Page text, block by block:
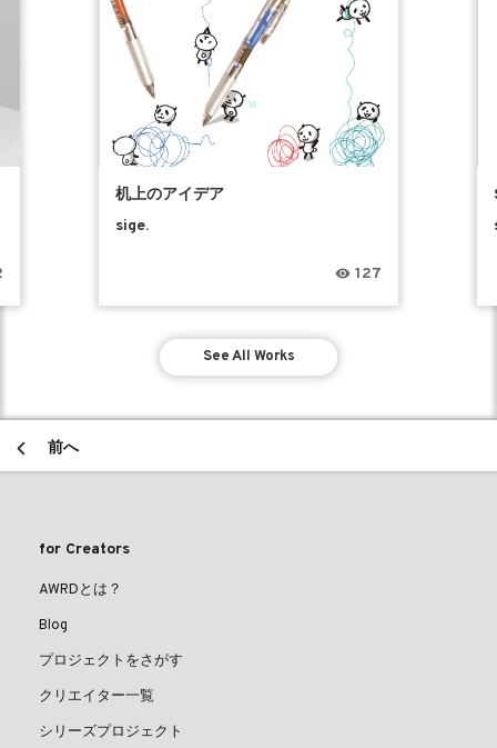
机上のアイデア
sige.
127
See All Works
前へ
for Creators
AWRDとは？
Blog
プロジェクトをさがす
クリエイター一覧
シリーズプロジェクト